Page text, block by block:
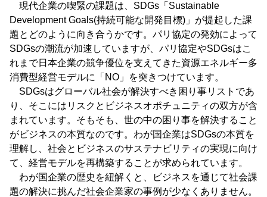
現代企業の喫緊の課題は、SDGs「Sustainable
Development Goals(持続可能な開発目標)」が提起した課
題とどのように向き合うかです。パリ協定の発効によって
SDGsの潮流が加速していますが、パリ協定やSDGsはこ
れまで日本企業の競争優位を支えてきた資源エネルギー多
消費型経営モデルに「NO」を突きつけています。
SDGsはグローバル社会が解決すべき困り事リストであ
り、そこにはリスクとビジネスオポチュニティの双方が含
まれています。そもそも、世の中の困り事を解決すること
がビジネスの本質なのです。わが国企業はSDGsの本質を
理解し、社会とビジネスのサステナビリティの実現に向け
て、経営モデルを再構築することが求められています。
わが国企業の歴史を紐解くと、ビジネスを通じて社会課
題の解決に挑んだ社会企業家の事例が少なくありません。